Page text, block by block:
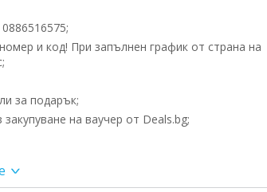
и код! При запълнен график от страна на
за подарък;
на ваучер от Deals.bg;